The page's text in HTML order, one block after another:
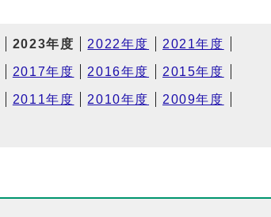
2023年度 2022年度 2021年度
2017年度 2016年度 2015年度
2011年度 2010年度 2009年度